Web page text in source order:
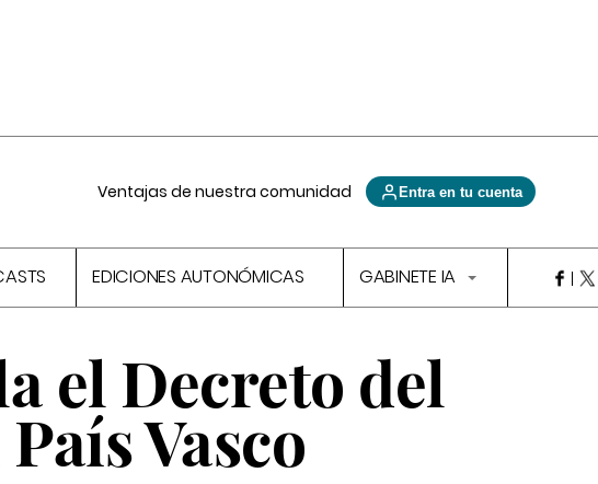
Ventajas de nuestra comunidad Entra en tu cuenta
EDICIONES AUTONÓMICAS GABINETE IA
el Decreto del
Vasco